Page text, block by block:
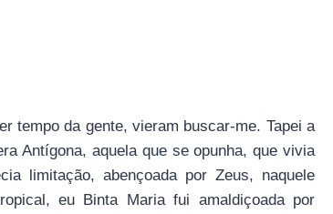
tempo da gente, vieram buscar-me. Tapei a
Antígona, aquela que se opunha, que vivia
limitação, abençoada por Zeus, naquele
eu Binta Maria fui amaldiçoada por